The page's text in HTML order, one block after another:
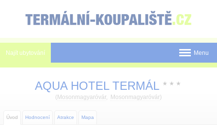
Najít ubytování
Slevy a Last Minute
Menu
AQUA HOTEL TERMÁL ★ ★ ★
( Mosonmagyaróvár, Mosonmagyaróvár)
Úvod Hodnocení Atrakce Mapa